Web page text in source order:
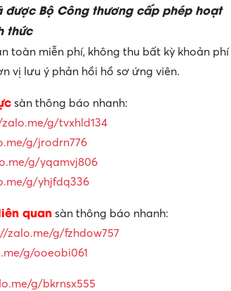
được Bộ Công thương cấp phép hoạt
thức
toàn miễn phí, không thu bất kỳ khoản phí
vị lưu ý phản hồi hồ sơ ứng viên.
sàn thông báo nhanh:
g/tvxhld134
g/jrodrn776
g/yqamvj806
g/yhjfdq336
quan sàn thông báo nhanh:
zalo.me/g/fzhdow757
g/ooeobi061
g/bkrnsx555